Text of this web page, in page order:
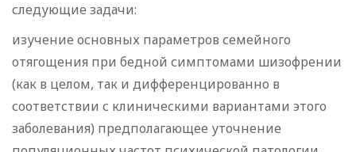
следующие задачи:
изучение основных параметров семейного
отягощения при бедной симптомами шизофрении
(как в целом, так и дифференцированно в
соответствии с клиническими вариантами этого
заболевания) предполагающее уточнение